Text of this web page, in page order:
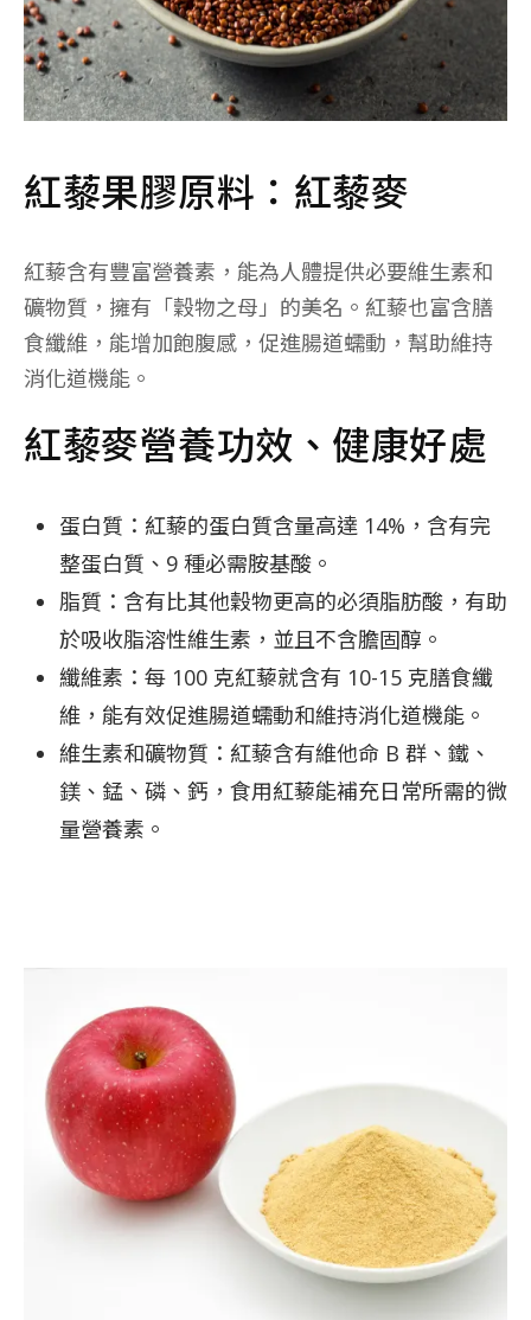
紅藜果膠原料：紅藜麥
紅藜含有豐富營養素，能為人體提供必要維生素和
礦物質，擁有「穀物之母」的美名。紅藜也富含膳
食纖維，能增加飽腹感，促進腸道蠕動，幫助維持
消化道機能。
紅藜麥營養功效、健康好處
蛋白質：紅藜的蛋白質含量高達 14%，含有完
整蛋白質、9 種必需胺基酸。
脂質：含有比其他穀物更高的必須脂肪酸，有助
於吸收脂溶性維生素，並且不含膽固醇。
纖維素：每 100 克紅藜就含有 10-15 克膳食纖
維，能有效促進腸道蠕動和維持消化道機能。
維生素和礦物質：紅藜含有維他命 B 群、鐵、
鎂、錳、磷、鈣，食用紅藜能補充日常所需的微
量營養素。